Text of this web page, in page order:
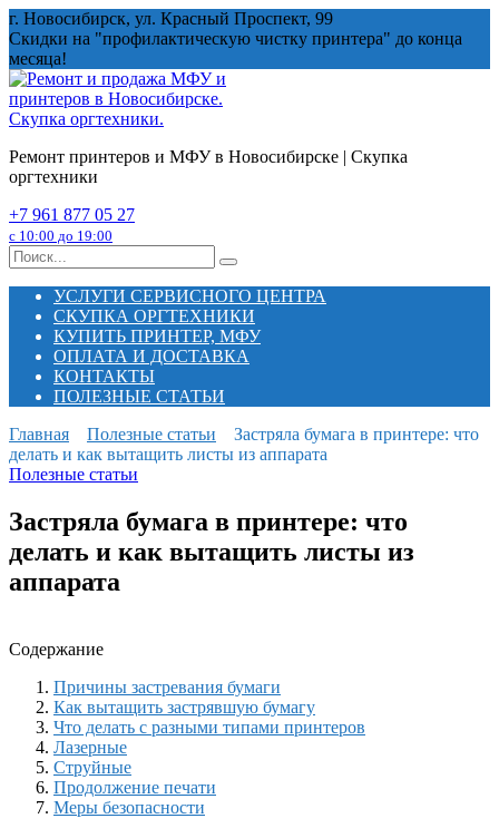
Перейти
к
содержанию
г. Новосибирск, ул. Красный Проспект, 99
Скидки на "профилактическую чистку принтера" до конца
месяца!
Ремонт принтеров и МФУ в Новосибирске | Скупка
оргтехники
+7 961 877 05 27
с 10:00 до 19:00
Search
for:
УСЛУГИ СЕРВИСНОГО ЦЕНТРА
СКУПКА ОРГТЕХНИКИ
КУПИТЬ ПРИНТЕР, МФУ
ОПЛАТА И ДОСТАВКА
КОНТАКТЫ
ПОЛЕЗНЫЕ СТАТЬИ
Главная
Полезные статьи
Застряла бумага в принтере: что
делать и как вытащить листы из аппарата
Полезные статьи
Застряла бумага в принтере: что
делать и как вытащить листы из
аппарата
Содержание
Причины застревания бумаги
Как вытащить застрявшую бумагу
Что делать с разными типами принтеров
Лазерные
Струйные
Продолжение печати
Меры безопасности